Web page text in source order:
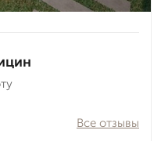
Все отзывы